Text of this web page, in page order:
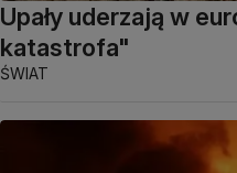
Upały uderzają w
katastrofa"
ŚWIAT